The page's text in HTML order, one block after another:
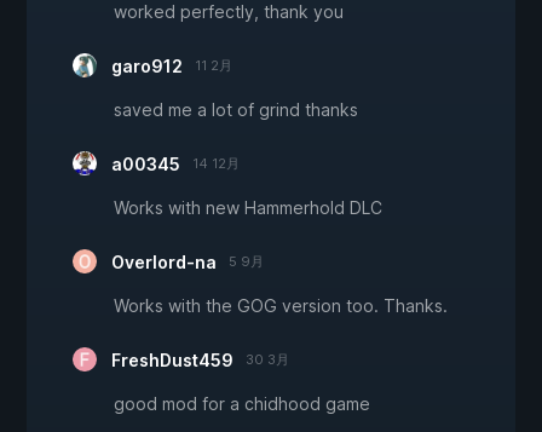
worked perfectly, thank you
garo912 11 2月
saved me a lot of grind thanks
a00345 14 12月
Works with new Hammerhold DLC
Overlord-na 5 9月
Works with the GOG version too. Thanks.
FreshDust459 30 3月
good mod for a chidhood game